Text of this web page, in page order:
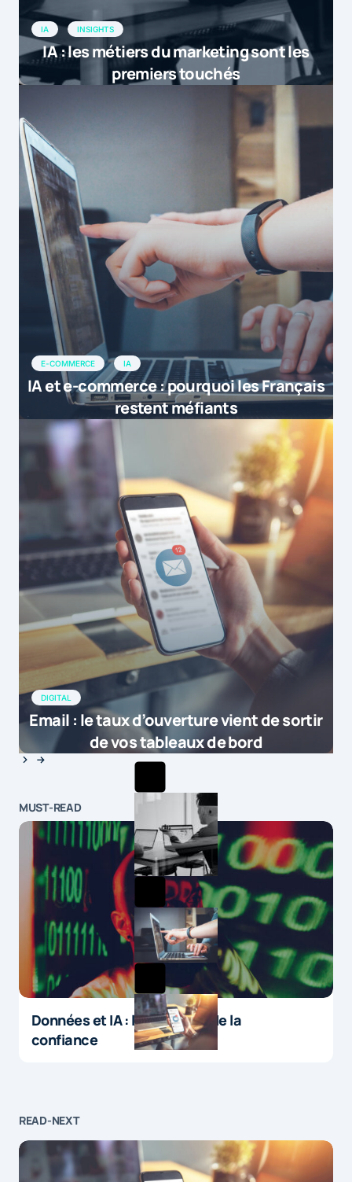
IA INSIGHTS
IA : les métiers du marketing sont les
premiers touchés
E-COMMERCE IA
IA et e-commerce : pourquoi les Français
restent méfiants
DIGITAL
Email : le taux d’ouverture vient de sortir
de vos tableaux de bord
MUST-READ
Données et IA : le paradoxe de la
confiance
READ-NEXT